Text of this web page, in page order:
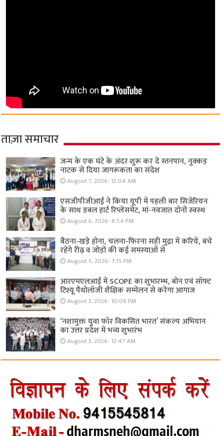
ताज़ा समाचार
जन्म के एक घंटे के अंदर शुरू कर दें स्तनपान, नुक्कड़
नाटक से दिया जागरूकता का संदेश
August 7, 2026- 12:04 AM
एसजीपीजीआई ने किया यूपी में पहली बार सिजेरियन
के साथ डबल हार्ट रिप्लेसमेंट, मां-नवजात दोनों स्वस्थ
August 6, 2026- 8:54 PM
बैठना-खड़े होना, चलना-फिरना सही मुद्रा में करिये, बचे
रहेंगे रीढ़ व जोड़ों की कई समस्याओं से
August 5, 2026- 7:15 PM
आरएमएलआई में SCOPE का शुभारम्भ, बोन एवं सॉफ्ट
टिश्यू पैथोलॉजी शैक्षिक सम्मेलन से करेगा आगाज
August 3, 2026- 10:09 PM
‘नशामुक्त युवा फॉर विकसित भारत’ संकल्प अभियान
का उत्तर प्रदेश में भव्य शुभारंभ
August 3, 2026- 12:47 AM